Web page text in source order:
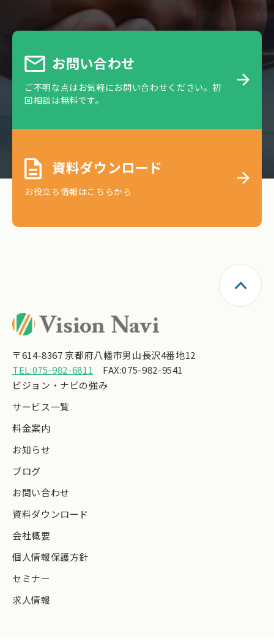
お問い合わせ
ご不明な点はお気軽にお問い合わせください。初
回相談は無料です。
資料ダウンロード
お役立ち情報はこちらから
〒614-8367 京都府八幡市男山長沢4番地12
TEL:075-982-6811
FAX:075-982-9541
ビジョン・ナビの強み
サービス一覧
料金案内
お知らせ
ブログ
お問い合わせ
資料ダウンロード
会社概要
個人情報保護方針
セミナー
求人情報